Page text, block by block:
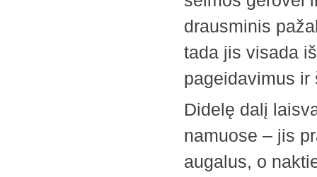
drausminis
tada jis visada
pageidavimus
Didelę dalį
namuose – jis
augalus, o